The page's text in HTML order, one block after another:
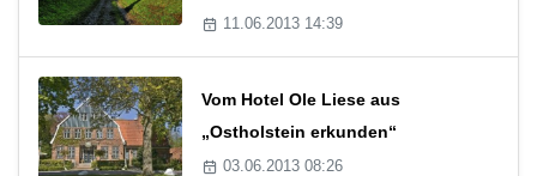
11.06.2013 14:39
Vom Hotel Ole Liese aus
„Ostholstein erkunden“
03.06.2013 08:26